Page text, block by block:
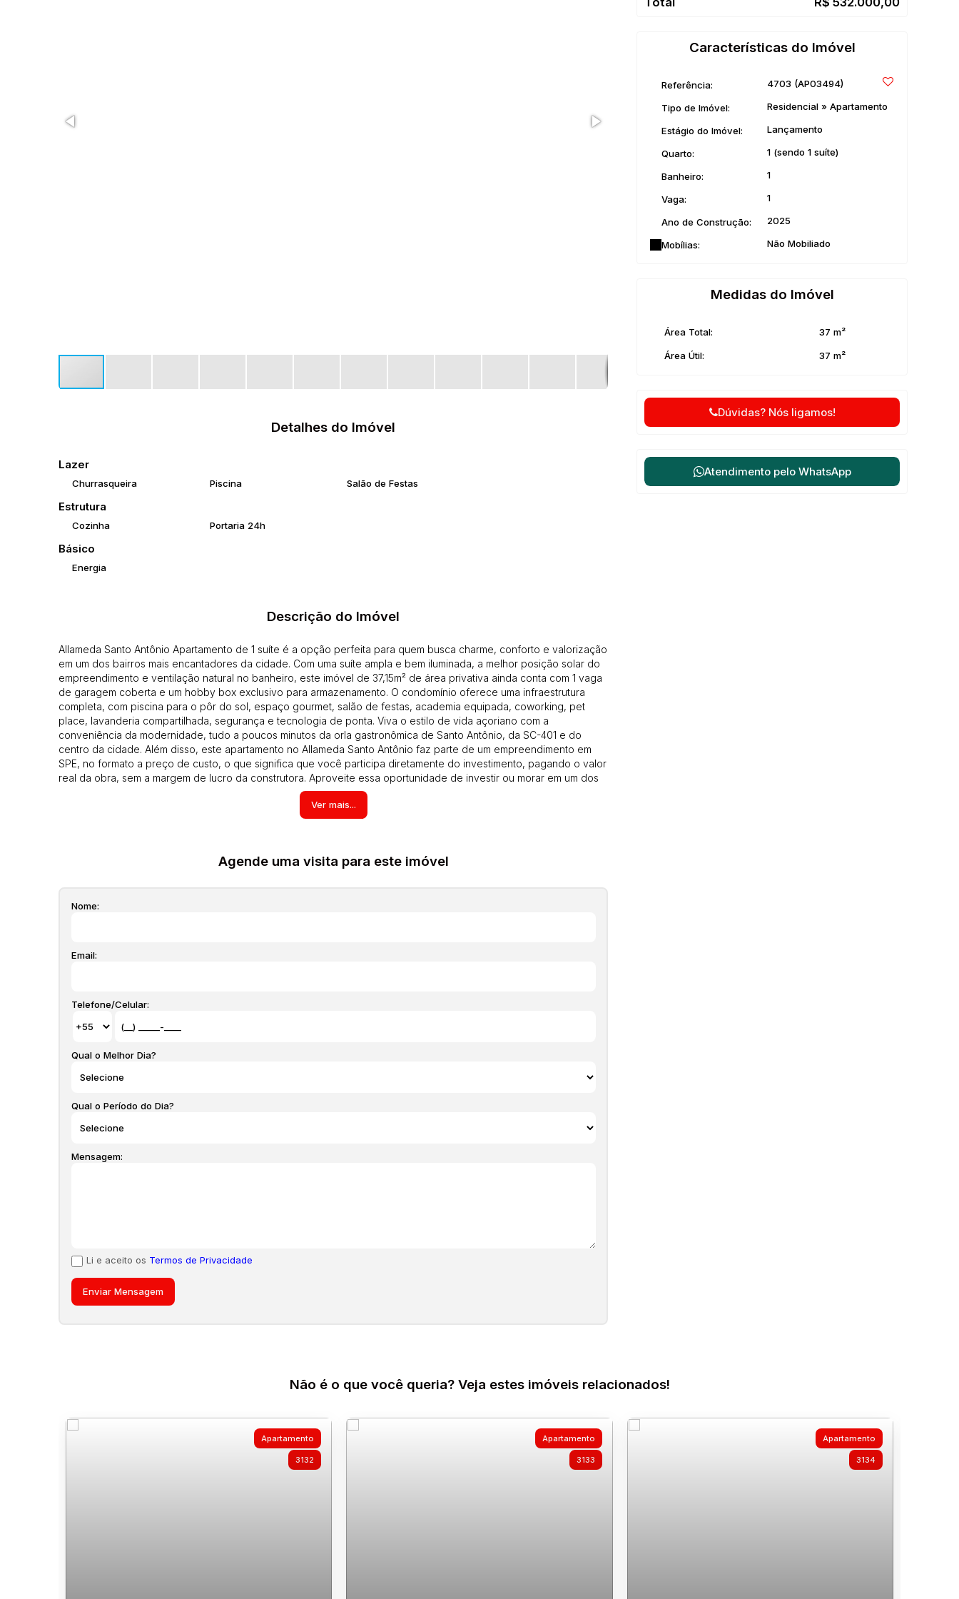
Detalhes do Imóvel
Lazer
Churrasqueira Piscina Salão de Festas
Estrutura
Cozinha Portaria 24h
Básico
Energia
Descrição do Imóvel
Allameda Santo Antônio Apartamento de 1 suíte é a opção perfeita para quem busca charme, conforto e valorização
em um dos bairros mais encantadores da cidade. Com uma suíte ampla e bem iluminada, a melhor posição solar do
empreendimento e ventilação natural no banheiro, este imóvel de 37,15m² de área privativa ainda conta com 1 vaga
de garagem coberta e um hobby box exclusivo para armazenamento. O condomínio oferece uma infraestrutura
completa, com piscina para o pôr do sol, espaço gourmet, salão de festas, academia equipada, coworking, pet
place, lavanderia compartilhada, segurança e tecnologia de ponta. Viva o estilo de vida açoriano com a
conveniência da modernidade, tudo a poucos minutos da orla gastronômica de Santo Antônio, da SC-401 e do
centro da cidade. Além disso, este apartamento no Allameda Santo Antônio faz parte de um empreendimento em
SPE, no formato a preço de custo, o que significa que você participa diretamente do investimento, pagando o valor
real da obra, sem a margem de lucro da construtora. Aproveite essa oportunidade de investir ou morar em um dos
endereços mais desejados de Florianópolis! Entrega prevista para Dezembro de 2027. Aproveite!
Para mais informações 33800770 Todos os imóveis anunciados estão sujeitos a terem seus valores (aluguel, preço
dos imóveis podem não estarem mais com alguns moveis que aparecem nas fotos, estas informações são de
Ver mais...
Agende uma visita para este imóvel
Nome:
Email:
Telefone/Celular:
Qual o Melhor Dia?
Qual o Período do Dia?
Mensagem:
Li e aceito os Termos de Privacidade
Características do Imóvel
Referência: 4703 (AP03494)
Tipo de Imóvel: Residencial » Apartamento
Estágio do Imóvel: Lançamento
Quarto: 1 (sendo 1 suíte)
Banheiro: 1
Vaga: 1
Ano de Construção: 2025
Mobílias: Não Mobiliado
Medidas do Imóvel
Área Total: 37 m²
Área Útil: 37 m²
Dúvidas? Nós ligamos!
Atendimento pelo WhatsApp
Não é o que você queria? Veja estes imóveis relacionados!
Apartamento
3132
Apartamento
3133
Apartamento
3134